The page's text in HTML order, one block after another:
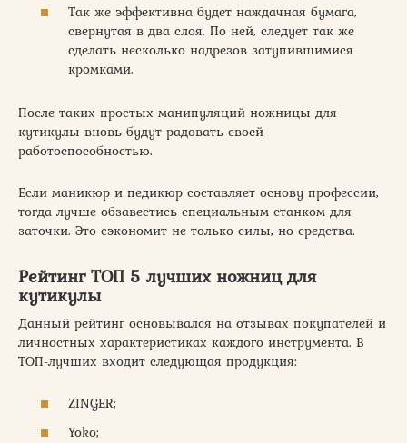
Так же эффективна будет наждачная бумага,
свернутая в два слоя. По ней, следует так же
сделать несколько надрезов затупившимися
кромками.
После таких простых манипуляций ножницы для
кутикулы вновь будут радовать своей
работоспособностью.
Если маникюр и педикюр составляет основу профессии,
тогда лучше обзавестись специальным станком для
заточки. Это сэкономит не только силы, но средства.
Рейтинг ТОП 5 лучших ножниц для
кутикулы
Данный рейтинг основывался на отзывах покупателей и
личностных характеристиках каждого инструмента. В
ТОП-лучших входит следующая продукция:
ZINGER;
Yoko;